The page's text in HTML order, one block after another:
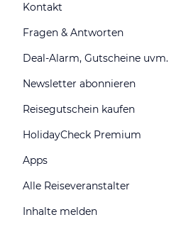
Kontakt
Fragen & Antworten
Deal-Alarm, Gutscheine uvm.
Newsletter abonnieren
Reisegutschein kaufen
HolidayCheck Premium
Apps
Alle Reiseveranstalter
Inhalte melden